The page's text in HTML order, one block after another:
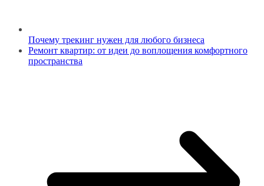
Почему трекинг нужен для любого бизнеса
Ремонт квартир: от идеи до воплощения комфортного
пространства